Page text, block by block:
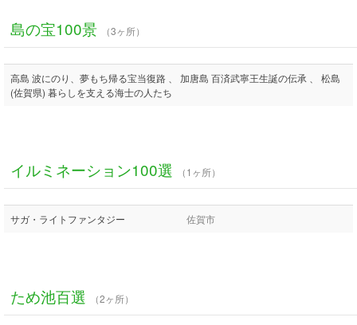
島の宝100景 （3ヶ所）
高島 波にのり、夢もち帰る宝当復路 、 加唐島 百済武寧王生誕の伝承 、 松島
(佐賀県) 暮らしを支える海士の人たち
イルミネーション100選 （1ヶ所）
サガ・ライトファンタジー 佐賀市
ため池百選 （2ヶ所）